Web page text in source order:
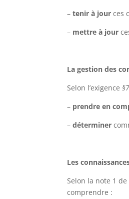
–tenir à jources
– mettre à jour
La gestion des
Selon l’exigence
– prendre en
–déterminer
Les
Selon la note 1 de
comprendre :